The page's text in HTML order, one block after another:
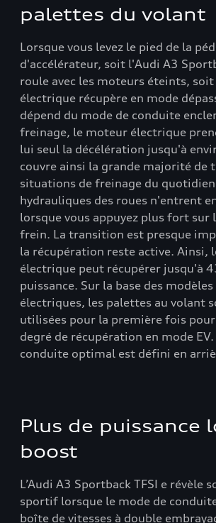
palettes du volant
Lorsque vous levez le pied de la
d'accélérateur, soit l'Audi A3
roule avec les moteurs éteints,
électrique récupère en mode
dépend du mode de conduite
freinage, le moteur électrique
lui seul la décélération jusqu'à
couvre ainsi la grande majorité de
situations de freinage du
hydrauliques des roues n'entrent
lorsque vous appuyez plus fort sur
frein. La transition est presque
la récupération reste active. Ainsi,
électrique peut récupérer jusqu'à
puissance. Sur la base des
électriques, les palettes au volant
utilisées pour la première fois
degré de récupération en mode
conduite optimal est défini en
Plus de puissance
boost
L’Audi A3 Sportback TFSI e révèle
sportif lorsque le mode de conduite
boîte de vitesses à double